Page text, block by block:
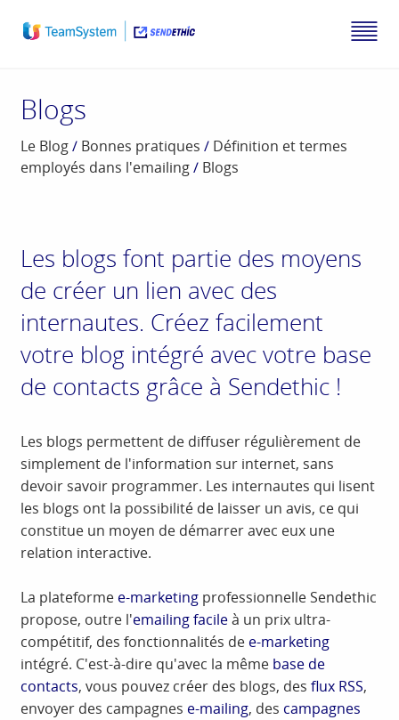
Blogs
Le Blog/ Bonnes pratiques / Définition et termes
employés dans l'emailing/ Blogs
Les blogs font partie des moyens
de créer un lien avec des
internautes. Créez facilement
votre blog intégré avec votre base
de contacts grâce à Sendethic !
Les blogs permettent de diffuser régulièrement de
simplement de l'information sur internet, sans
devoir savoir programmer. Les internautes qui lisent
les blogs ont la possibilité de laisser un avis, ce qui
constitue un moyen de démarrer avec eux une
relation interactive.
La plateforme e-marketing professionnelle Sendethic
propose, outre l'emailing facileà un prix ultra-
compétitif, des fonctionnalités de e-marketing
intégré. C'est-à-dire qu'avec la même base de
contacts, vous pouvez créer des blogs, desflux RSS,
envoyer des campagnes e-mailing, des campagnes